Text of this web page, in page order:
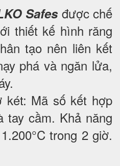
Safesđược chế
thiết kế hình răng
tạo nên liên kết
phá và ngăn lửa,
két: Mã số kết hợp
tay cầm. Khả năng
trong 2 giờ.